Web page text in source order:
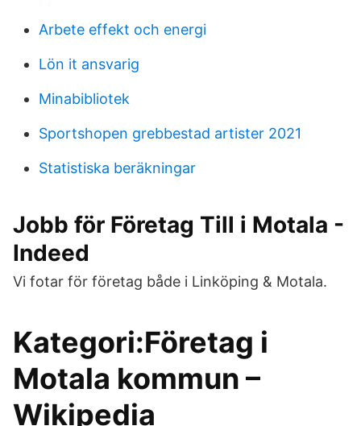
Arbete effekt och energi
Lön it ansvarig
Minabibliotek
Sportshopen grebbestad artister 2021
Statistiska beräkningar
Jobb för Företag Till i Motala -
Indeed
Vi fotar för företag både i Linköping & Motala.
Kategori:Företag i
Motala kommun –
Wikipedia